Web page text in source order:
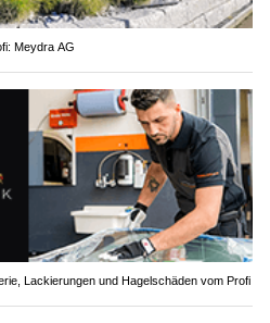
Meydra AG
Lackierungen und Hagelschäden vom Profi